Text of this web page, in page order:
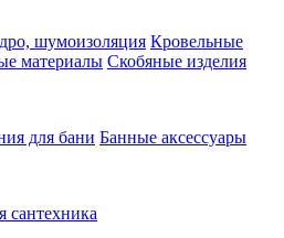
шумоизоляция Кровельные
материалы Скобяные изделия
для бани Банные аксессуары
сантехника